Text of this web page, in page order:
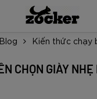
Blog Kiến thức chạy
CHỌN GIÀY NHẸ